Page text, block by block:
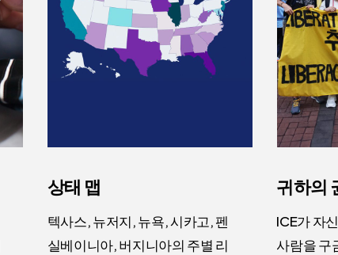
상태 맵
텍사스, 뉴저지, 뉴욕, 시카고, 펜
실베이니아, 버지니아의 주별 리
귀하의
ICE가 자
사람을 구